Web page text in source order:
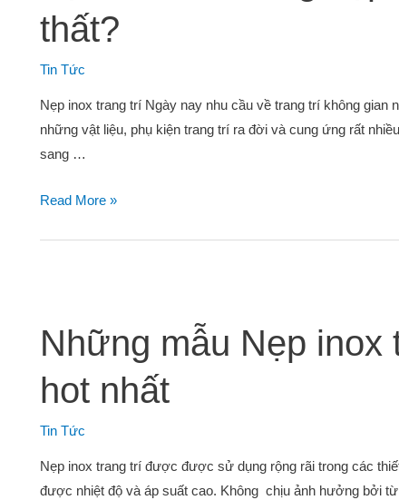
thất?
Tin Tức
Nẹp inox trang trí Ngày nay nhu cầu về trang trí không
những vật liệu, phụ kiện trang trí ra đời và cung ứng rất
sang …
Read More »
Những mẫu Nẹp inox
hot nhất
Tin Tức
Nẹp inox trang trí được được sử dụng rộng rãi trong các
được nhiệt độ và áp suất cao. Không chịu ảnh hưởng bởi